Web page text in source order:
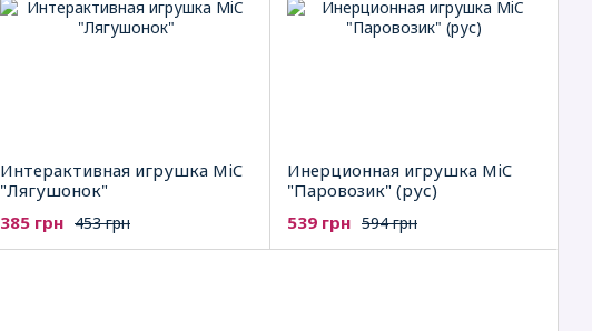
Интерактивная игрушка MiC
"Лягушонок"
453 грн
385 грн
Инерционная игрушка MiC
"Паровозик" (рус)
594 грн
539 грн